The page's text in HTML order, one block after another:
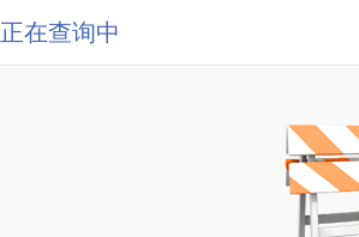
正在查询中